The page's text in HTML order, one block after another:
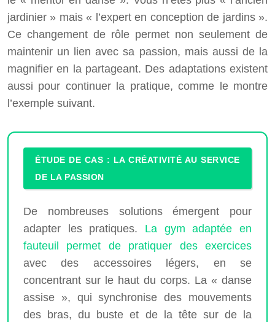
jardinier » mais « l’expert en conception de jardins ».
Ce changement de rôle permet non seulement de
maintenir un lien avec sa passion, mais aussi de la
magnifier en la partageant. Des adaptations existent
aussi pour continuer la pratique, comme le montre
l’exemple suivant.
ÉTUDE DE CAS : LA CRÉATIVITÉ AU SERVICE
DE LA PASSION
De nombreuses solutions émergent pour
adapter les pratiques. La gym adaptée en
fauteuil permet de pratiquer des exercices
avec des accessoires légers, en se
concentrant sur le haut du corps. La « danse
assise », qui synchronise des mouvements
des bras, du buste et de la tête sur de la